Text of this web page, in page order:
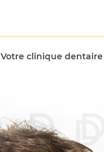
Votre clinique